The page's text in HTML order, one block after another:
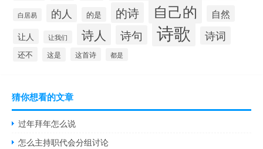
白居易 的人 的是 的诗 自己的 自然
让人 让我们 诗人 诗句 诗歌 诗词
还不 这是 这首诗 都是
猜你想看的文章
过年拜年怎么说
怎么主持职代会分组讨论